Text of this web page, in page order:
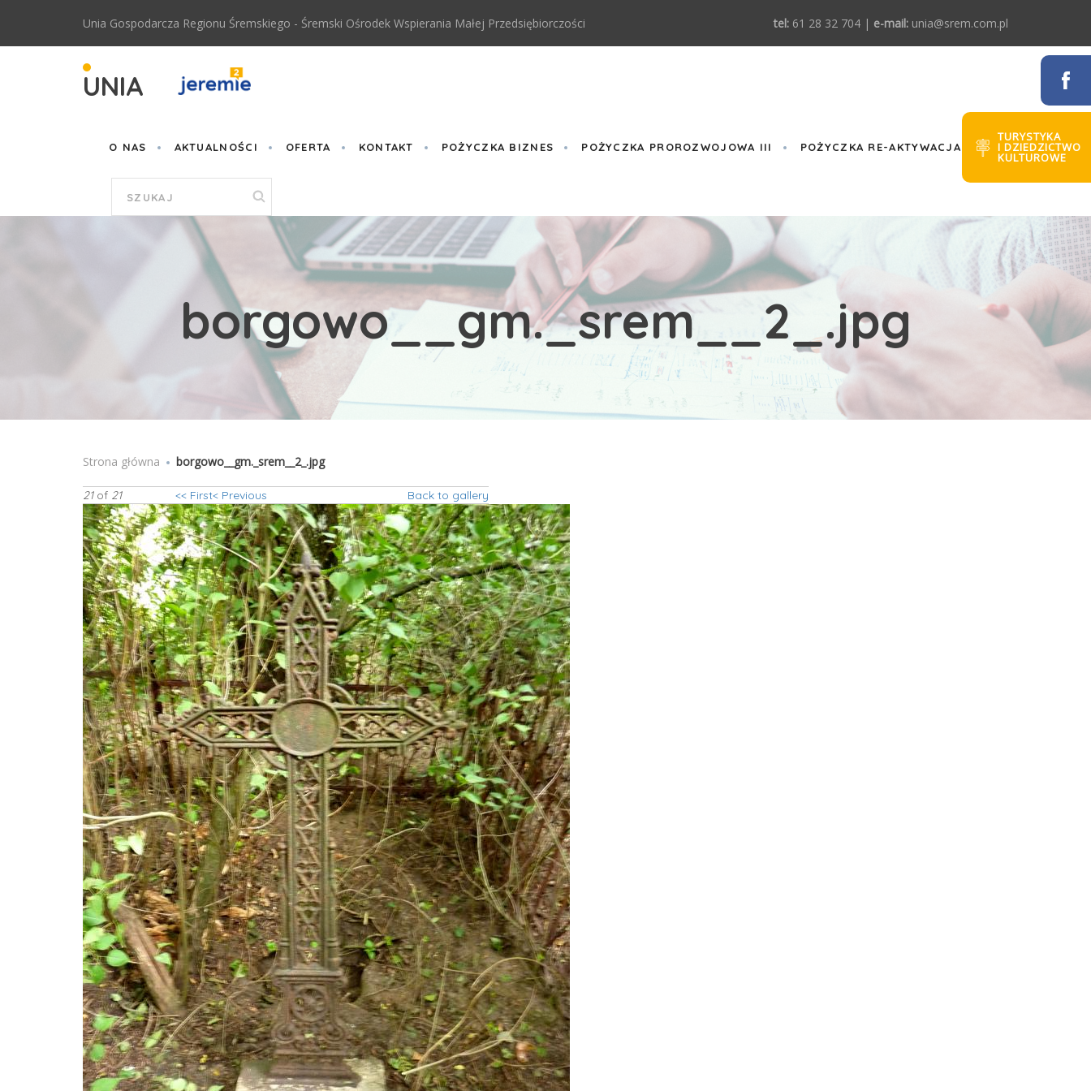
Unia Gospodarcza Regionu Śremskiego - Śremski Ośrodek Wspierania Małej Przedsiębiorczości tel: 61 28 32 704 | e-mail: unia@srem.com.pl
UNIA
O NAS AKTUALNOŚCI OFERTA KONTAKT POŻYCZKA BIZNES POŻYCZKA PROROZWOJOWA III POŻYCZKA RE-AKTYWACJA
Formularz
wyszukiwania
TURYSTYKA
I DZIEDZICTWO
KULTUROWE
borgowo__gm._srem__2_.jpg
Jesteś tutaj
Strona główna borgowo__gm._srem__2_.jpg
21of 21 << First< Previous Back to gallery
borgowo__gm._srem__2_.jpg